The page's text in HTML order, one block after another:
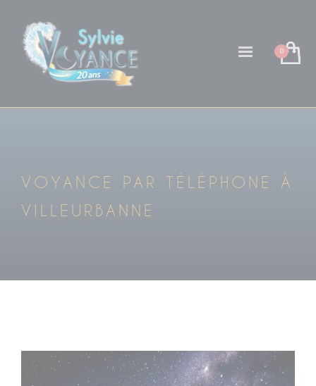
VOYANCE PAR TÉLÉPHONE À
VILLEURBANNE